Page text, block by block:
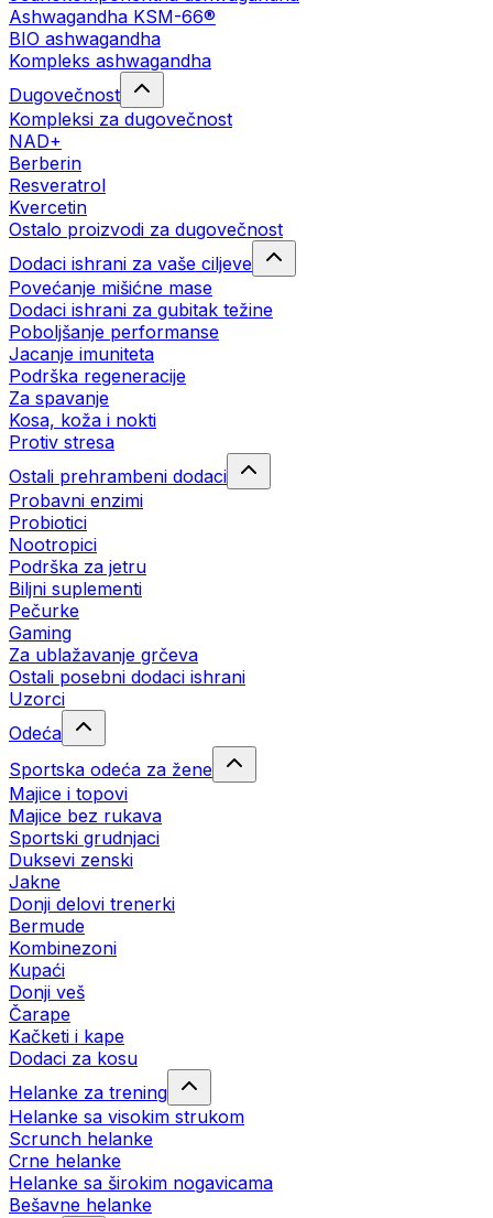
Ashwagandha KSM-66®
BIO ashwagandha
Kompleks ashwagandha
Dugovečnost
Kompleksi za dugovečnost
NAD+
Berberin
Resveratrol
Kvercetin
Ostalo proizvodi za dugovečnost
Dodaci ishrani za vaše ciljeve
Povećanje mišićne mase
Dodaci ishrani za gubitak težine
Poboljšanje performanse
Jacanje imuniteta
Podrška regeneracije
Za spavanje
Kosa, koža i nokti
Protiv stresa
Ostali prehrambeni dodaci
Probavni enzimi
Probiotici
Nootropici
Podrška za jetru
Biljni suplementi
Pečurke
Gaming
Za ublažavanje grčeva
Ostali posebni dodaci ishrani
Uzorci
Odeća
Sportska odeća za žene
Majice i topovi
Majice bez rukava
Sportski grudnjaci
Duksevi zenski
Jakne
Donji delovi trenerki
Bermude
Kombinezoni
Kupaći
Donji veš
Čarape
Kačketi i kape
Dodaci za kosu
Helanke za trening
Helanke sa visokim strukom
Scrunch helanke
Crne helanke
Helanke sa širokim nogavicama
Bešavne helanke